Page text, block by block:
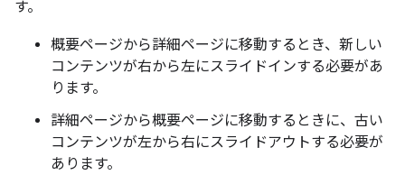
す。
概要ページから詳細ページに移動するとき、新しい
コンテンツが右から左にスライドインする必要があ
ります。
詳細ページから概要ページに移動するときに、古い
コンテンツが左から右にスライドアウトする必要が
あります。